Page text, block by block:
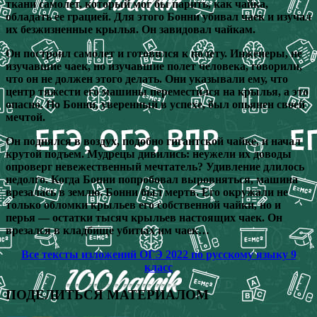
ткани самолет, который мог бы парить, как чайка,
обладать ее грацией. Для этого Бонни убивал чаек и изучал
их безжизненные крылья. Он завидовал чайкам.
Он построил самолет и готовился к полету. Инженеры, не
изучавшие чаек, но изучавшие полет человека, говорили,
что он не должен этого делать. Они указывали ему, что
центр тяжести его машины переместился на крылья, а это
опасно. Но Бонни, уверенный в успехе, был опьянен своей
мечтой.
Он поднялся в воздух, подобно гигантской чайке, и начал
крутой подъем. Мудрецы дивились: неужели их доводы
опроверг невежественный мечтатель? Удивление длилось
недолго. Когда Бонни попробовал выровняться, машина
врезалась в землю. Бонни был мертв. Его окружали не
только обломки крыльев его собственной чайки, но и
перья — остатки тысяч крыльев настоящих чаек. Он
врезался в кладбище убитых им чаек…
Все тексты изложений ОГЭ 2022 по русскому языку 9
класс
ПОДЕЛИТЬСЯ МАТЕРИАЛОМ